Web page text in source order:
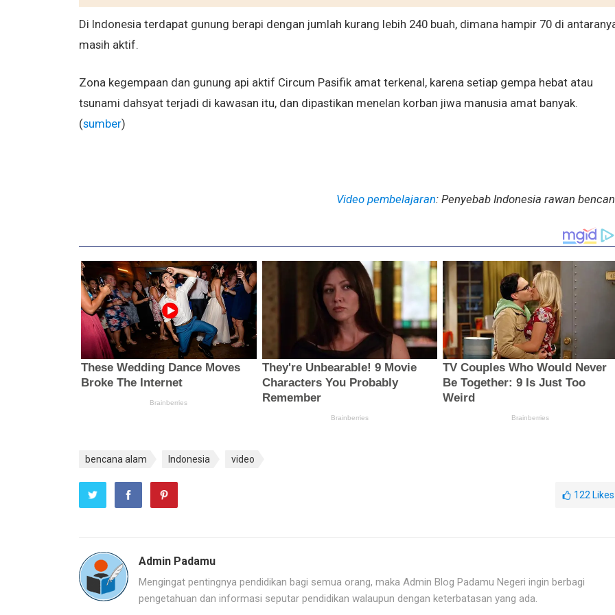
Di Indonesia terdapat gunung berapi dengan jumlah kurang lebih 240 buah, dimana hampir 70 di
masih aktif.
Zona kegempaan dan gunung api aktif Circum Pasifik amat terkenal, karena setiap gempa hebat atau
tsunami dahsyat terjadi di kawasan itu, dan dipastikan menelan korban jiwa manusia amat banyak.
(sumber)
Video pembelajaran: Penyebab Indonesia rawan
bencana alam Indonesia video
122 Likes
Admin Padamu
Mengingat pentingnya pendidikan bagi semua orang, maka Admin Blog Padamu Negeri ingin berbagi
pengetahuan dan informasi seputar pendidikan walaupun dengan keterbatasan yang ada.